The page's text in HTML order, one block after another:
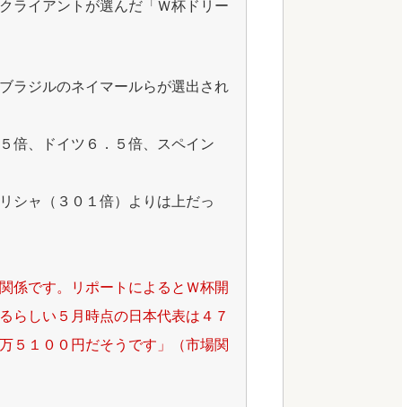
ライアントが選んだ「Ｗ杯ドリー
ラジルのネイマールらが選出され
倍、ドイツ６．５倍、スペイン
シャ（３０１倍）よりは上だっ
係です。リポートによるとＷ杯開
らしい５月時点の日本代表は４７
５１００円だそうです」（市場関